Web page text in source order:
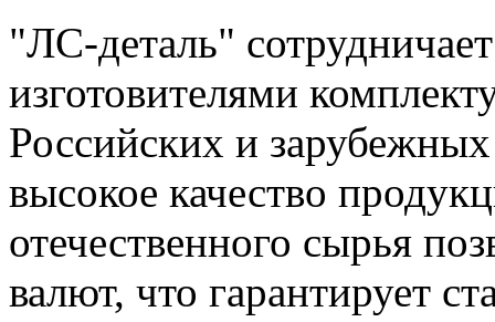
"ЛС-деталь"
изготовителями
Российских и зарубежных
высокое качество
отечественного сырья
валют, что гарантирует